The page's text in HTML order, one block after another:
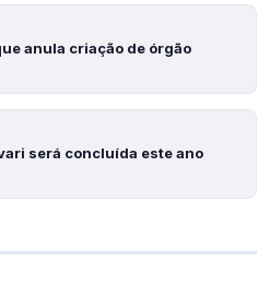
anula criação de órgão
será concluída este ano